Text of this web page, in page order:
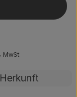
Warenkorb
MwSt
Herkunft